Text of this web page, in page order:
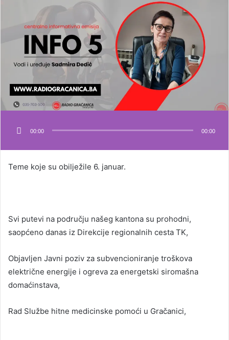
00:00 00:00
Teme koje su obilježile 6. januar.
Svi putevi na području našeg kantona su prohodni,
saopćeno danas iz Direkcije regionalnih cesta TK,
Objavljen Javni poziv za subvencioniranje troškova
električne energije i ogreva za energetski siromašna
domaćinstava,
Rad Službe hitne medicinske pomoći u Gračanici,